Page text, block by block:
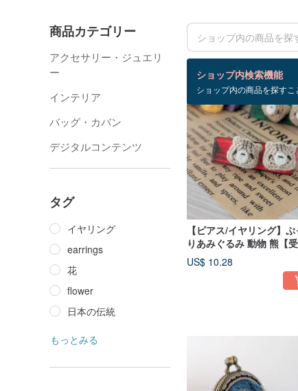
商品カテゴリー
アクセサリー・ジュエリ
ー
インテリア
バッグ・カバン
デジタルコンテンツ
タグ
イヤリング
earrings
花
flower
日本の伝統
もっとみる
ショップ内検索機能
ショップ内の商品を探すこ
検索結果：130 件
【ピアス/イヤリング】ぷ
りあみぐるみ 動物 熊【
産】
US$ 10.28